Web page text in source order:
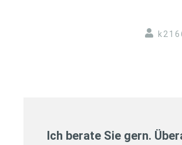
Ich berate Sie gern.